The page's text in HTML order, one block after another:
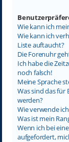
Wie kann ich
Wie kann ich
Liste auftaucht?
Die Forenuhr
Ich habe die
noch falsch!
Meine Sprache
Was sind das für
werden?
Wie verwende
Was ist mein
Wenn ich bei
aufgefordert,